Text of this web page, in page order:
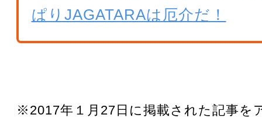
ぱりJAGATARAは厄介だ！
※2017年１月27日に掲載された記事を